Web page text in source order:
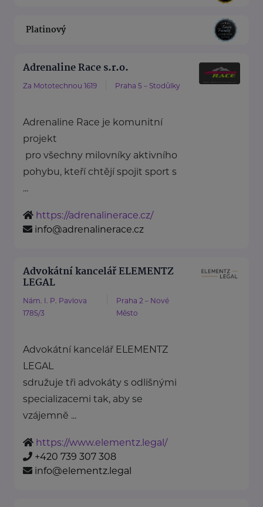
Platinový
Adrenaline Race s.r.o.
Za Mototechnou 1619 Praha 5 – Stodůlky
Adrenaline Race je komunitní
projekt
pro všechny milovníky aktivního
pohybu, kteří chtějí spojit sport s
...
https://adrenalinerace.cz/
info@adrenalinerace.cz
Advokátní kancelář ELEMENTZ
LEGAL
Nám. I. P. Pavlova
1785/3
Praha 2 – Nové
Město
Advokátní kancelář ELEMENTZ
LEGAL
sdružuje tři advokáty s odlišnými
specializacemi tak, aby se
vzájemně ...
https://www.elementz.legal/
+420 739 307 308
info@elementz.legal